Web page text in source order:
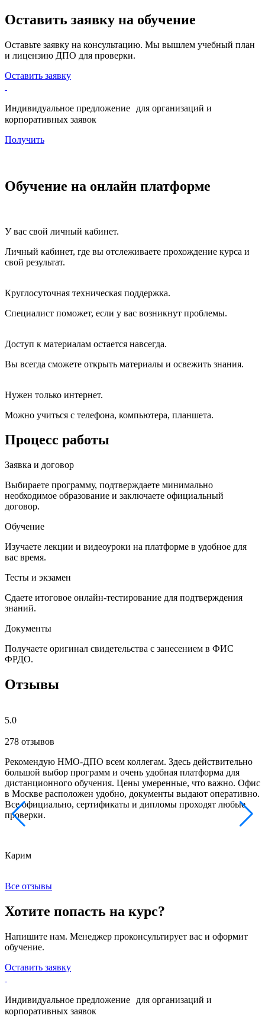
Оставить заявку на обучение
Оставьте заявку на консультацию. Мы вышлем учебный план
и лицензию ДПО для проверки.
Оставить заявку
Индивидуальное предложение для организаций и
корпоративных заявок
Получить
Обучение на онлайн платформе
У вас свой личный кабинет.
Личный кабинет, где вы отслеживаете прохождение курса и
свой результат.
Круглосуточная техническая поддержка.
Специалист поможет, если у вас возникнут проблемы.
Доступ к материалам остается навсегда.
Вы всегда сможете открыть материалы и освежить знания.
Нужен только интернет.
Можно учиться с телефона, компьютера, планшета.
Процесс работы
Заявка и договор
Выбираете программу, подтверждаете минимально
необходимое образование и заключаете официальный
договор.
Обучение
Изучаете лекции и видеоуроки на платформе в удобное для
вас время.
Тесты и экзамен
Сдаете итоговое онлайн-тестирование для подтверждения
знаний.
Документы
Получаете оригинал свидетельства с занесением в ФИС
ФРДО.
Отзывы
5.0
278 отзывов
Рекомендую НМО-ДПО всем коллегам. Здесь действительно
большой выбор программ и очень удобная платформа для
дистанционного обучения. Цены умеренные, что важно. Офис
в Москве расположен удобно, документы выдают оперативно.
Все официально, сертификаты и дипломы проходят любые
проверки.
Карим
Все отзывы
Хотите попасть на курс?
Напишите нам. Менеджер проконсультирует вас и оформит
обучение.
Оставить заявку
Индивидуальное предложение для организаций и
корпоративных заявок